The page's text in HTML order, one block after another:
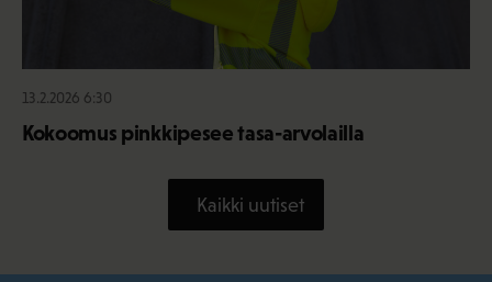
13.2.2026 6:30
Kokoomus pinkkipesee tasa-arvolailla
Kaikki uutiset